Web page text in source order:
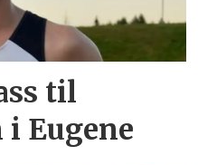
til
Eugene